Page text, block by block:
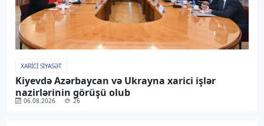
XARICI SIYASƏT
Kiyevdə Azərbaycan və Ukrayna xarici işlər
nazirlərinin görüşü olub
06.08.2026 26